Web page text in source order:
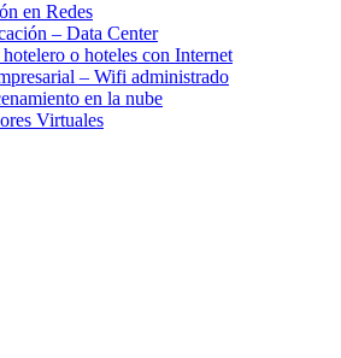
en Redes
– Data Center
hotelero o hoteles con Internet
– Wifi administrado
en la nube
Virtuales